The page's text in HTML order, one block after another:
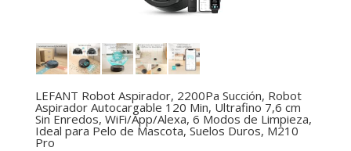
LEFANT Robot Aspirador, 2200Pa Succión, Robot
Aspirador Autocargable 120 Min, Ultrafino 7,6 cm
Sin Enredos, WiFi/App/Alexa, 6 Modos de Limpieza,
Ideal para Pelo de Mascota, Suelos Duros, M210
Pro